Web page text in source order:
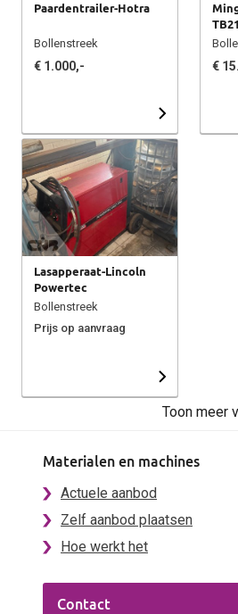
Paardentrailer-Hotra
Bollenstreek
€ 1.000,- €
Lasapperaat-Lincoln
Powertec
Bollenstreek
Prijs op aanvraag
Toon meer
Materialen en machines
Actuele aanbod
Zelf aanbod plaatsen
Hoe werkt het
Contact